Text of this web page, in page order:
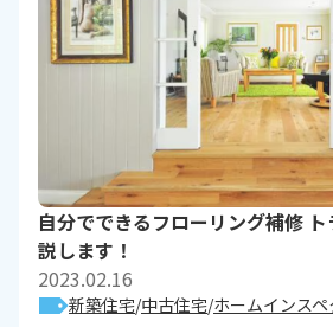
自分でできるフローリング補修
説します！
2023.02.16
新築住宅 中古住宅 ホームインス